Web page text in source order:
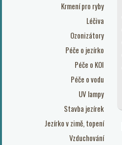
Krmení pro ryby
Léčiva
Ozonizátory
Péče o jezírko
Péče o KOI
Péče o vodu
UV lampy
Stavba jezírek
Jezírko v zimě, topení
Vzduchování